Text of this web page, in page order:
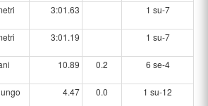
3:01.63 1 su-7
3:01.19 1 su-7
10.89 0.2 6 se-4
4.47 0.0 1 su-12